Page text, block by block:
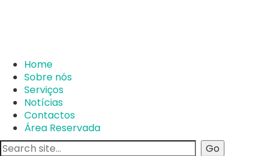
Home
Sobre nós
Serviços
Notícias
Contactos
Área Reservada